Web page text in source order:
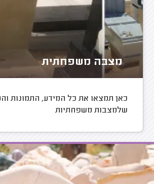
מצבה משפחתית
כאן תמצאו את כל המידע, התמונות
שלמצבות משפחתיות